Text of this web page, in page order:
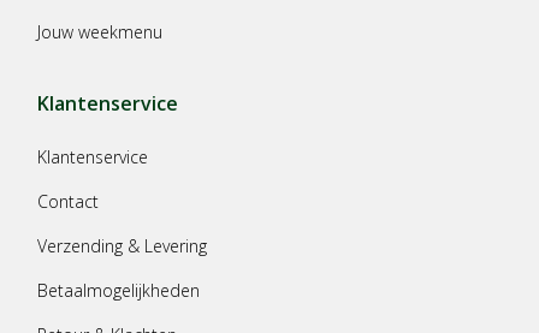
Jouw weekmenu
Klantenservice
Klantenservice
Contact
Verzending & Levering
Betaalmogelijkheden